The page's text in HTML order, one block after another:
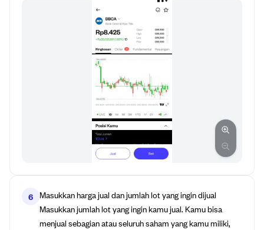
6 Masukkan harga jual dan jumlah lot yang ingin dijual
Masukkan jumlah lot yang ingin kamu jual. Kamu bisa
menjual sebagian atau seluruh saham yang kamu miliki,